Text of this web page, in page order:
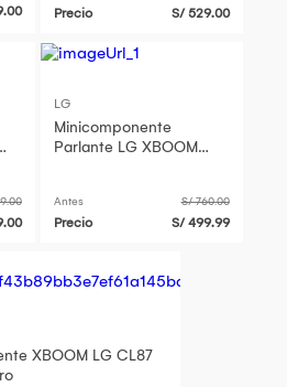
Precio S/ 529.00
LG
Minicomponente
Parlante LG XBOOM
Antes S/ 760.00
Precio S/ 499.99
XBOOM LG CL87